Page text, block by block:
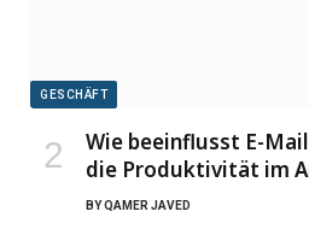
GESCHÄFT
Wie beeinflusst E-
die Produktivität im
BYQAMER JAVED